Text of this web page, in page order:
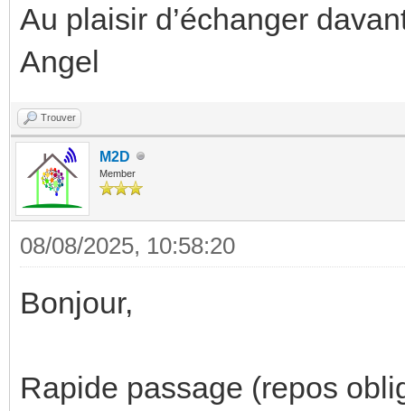
Au plaisir d’échanger
Angel
Trouver
M2D
Member
08/08/2025, 10:58:20
Bonjour,
Rapide passage (repos